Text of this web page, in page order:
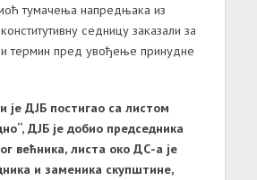
тумачења напредњака из
седницу заказали за
термин пред увођење принудне
је ДЈБ постигао са листом
ДЈБ је добио председника
већника, листа око ДС-а је
и заменика скупштине,